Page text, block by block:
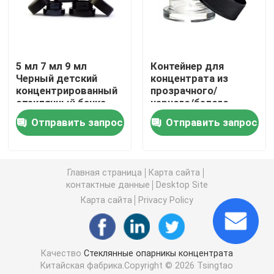
Опарникы стеклянного ребенка устойчивые
Черные УФ-стеклянные банки
Черные стеклянные контейнеры
Стеклянные банки с деревянной крышкой
Штейновые черные стеклянные опарникы
5 мл 7 мл 9 мл
Черный детский
концентрированный
стеклянный банка
Мини- бутылки крема
Косметические
черные контейнеры
Отправить запрос
Контейнер для
концентрата из
прозрачного/
черного/белого
стекла на 9 мл с
крышкой для
защиты от детей,
стеклянная упаковка
Отправить запрос
Главная страница
Карта сайта
контактные данные
Desktop Site
Карта сайта
Privacy Policy
Качество Стеклянные опарникы концентрата
Китайская фабрика.Copyright © 2026 Tsingtao